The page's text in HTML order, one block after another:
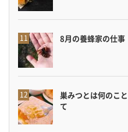
8月の養蜂家の仕事
巣みつとは何のこ
て